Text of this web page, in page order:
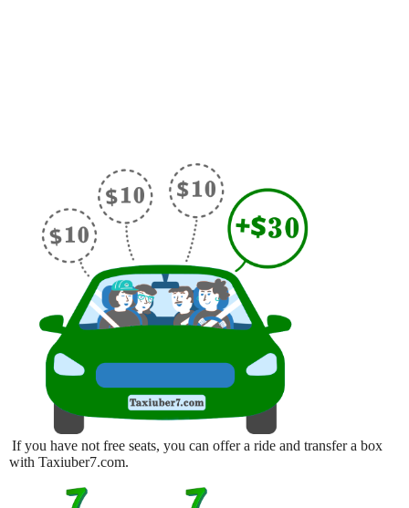
If you have not free seats, you can offer a ride and transfer a box
with Taxiuber7.com.